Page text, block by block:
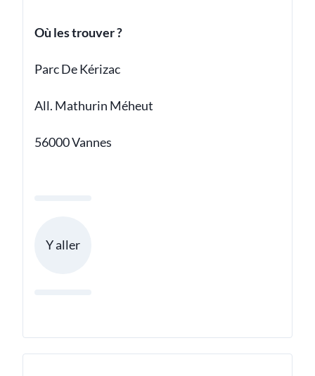
Où les trouver ?
Parc De Kérizac
All. Mathurin Méheut
56000 Vannes
Y aller